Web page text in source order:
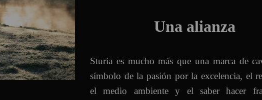
Una alianza
Sturia es mucho más que una marca de
símbolo de la pasión por la excelencia, el
el medio ambiente y el saber hacer